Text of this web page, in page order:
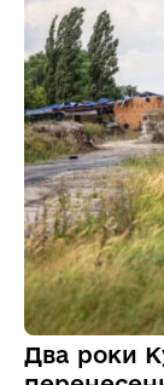
Два роки